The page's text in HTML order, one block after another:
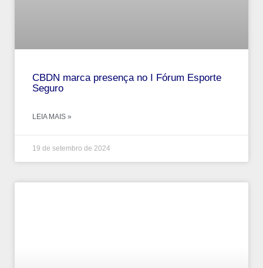
CBDN marca presença no I Fórum Esporte
Seguro
LEIA MAIS »
19 de setembro de 2024